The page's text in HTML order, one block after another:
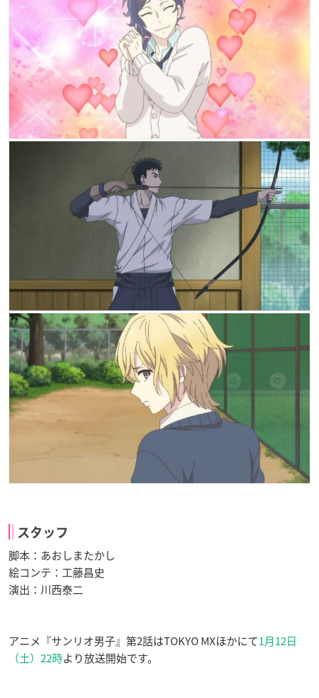
スタッフ
脚本：あおしまたかし
絵コンテ：工藤昌史
演出：川西泰二
アニメ『サンリオ男子』第2話はTOKYO MXほかにて1月12日
（土）22時より放送開始です。